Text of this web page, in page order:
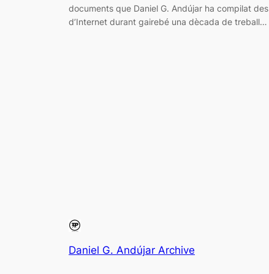
documents que Daniel G. Andújar ha compilat des
d’Internet durant gairebé una dècada de treball…
Daniel G. Andújar Archive